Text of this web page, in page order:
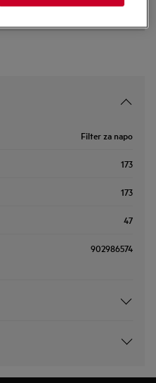
Filter za napo
173
173
47
902986574